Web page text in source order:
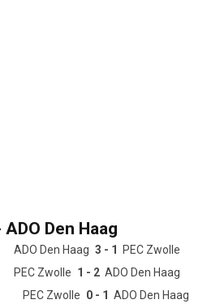
Den Haag
ADO Den Haag 3 - 1 PEC Zwolle
PEC Zwolle 1 - 2 ADO Den Haag
PEC Zwolle 0 - 1 ADO Den Haag